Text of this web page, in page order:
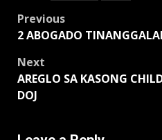
Post
Previous
2 ABOGADO
Next
AREGLO SA KASONG
DOJ